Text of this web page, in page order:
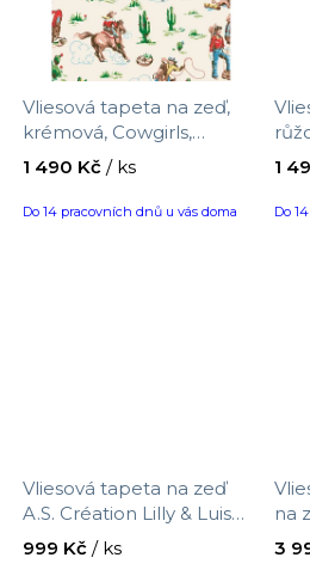
Vliesová tapeta na zeď,
krémová, Cowgirls,
125533, Cath Kidstone,
velikost 10 x 0,52 m
Do 14 pracovních dnů u vás doma
1 490 Kč / ks
Do
1
Vliesová tapeta na zeď
A.S. Création Lilly & Luis
771421, velikost 10,05 m x
999 Kč / ks
na
3